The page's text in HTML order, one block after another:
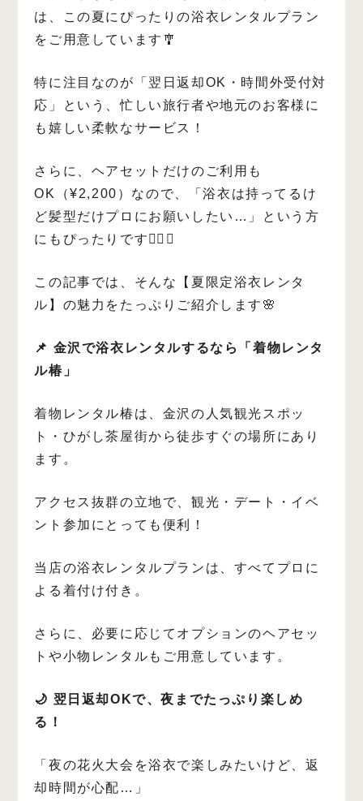
は、この夏にぴったりの浴衣レンタルプラン
をご用意しています🎐
特に注目なのが「翌日返却OK・時間外受付対
応」という、忙しい旅行者や地元のお客様に
も嬉しい柔軟なサービス！
さらに、ヘアセットだけのご利用も
OK（¥2,200）なので、「浴衣は持ってるけ
ど髪型だけプロにお願いしたい…」という方
にもぴったりです💇‍♀️✨
この記事では、そんな【夏限定浴衣レンタ
ル】の魅力をたっぷりご紹介します🌸
📌 金沢で浴衣レンタルするなら「着物レンタ
ル椿」
着物レンタル椿は、金沢の人気観光スポッ
ト・ひがし茶屋街から徒歩すぐの場所にあり
ます。
アクセス抜群の立地で、観光・デート・イベ
ント参加にとっても便利！
当店の浴衣レンタルプランは、すべてプロに
よる着付け付き。
さらに、必要に応じてオプションのヘアセッ
トや小物レンタルもご用意しています。
🌙 翌日返却OKで、夜までたっぷり楽しめ
る！
「夜の花火大会を浴衣で楽しみたいけど、返
却時間が心配…」